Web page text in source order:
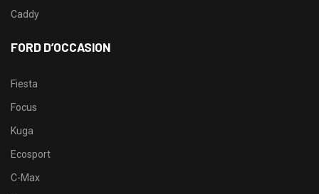
Caddy
FORD D’OCCASION
Fiesta
Focus
Kuga
Ecosport
C-Max